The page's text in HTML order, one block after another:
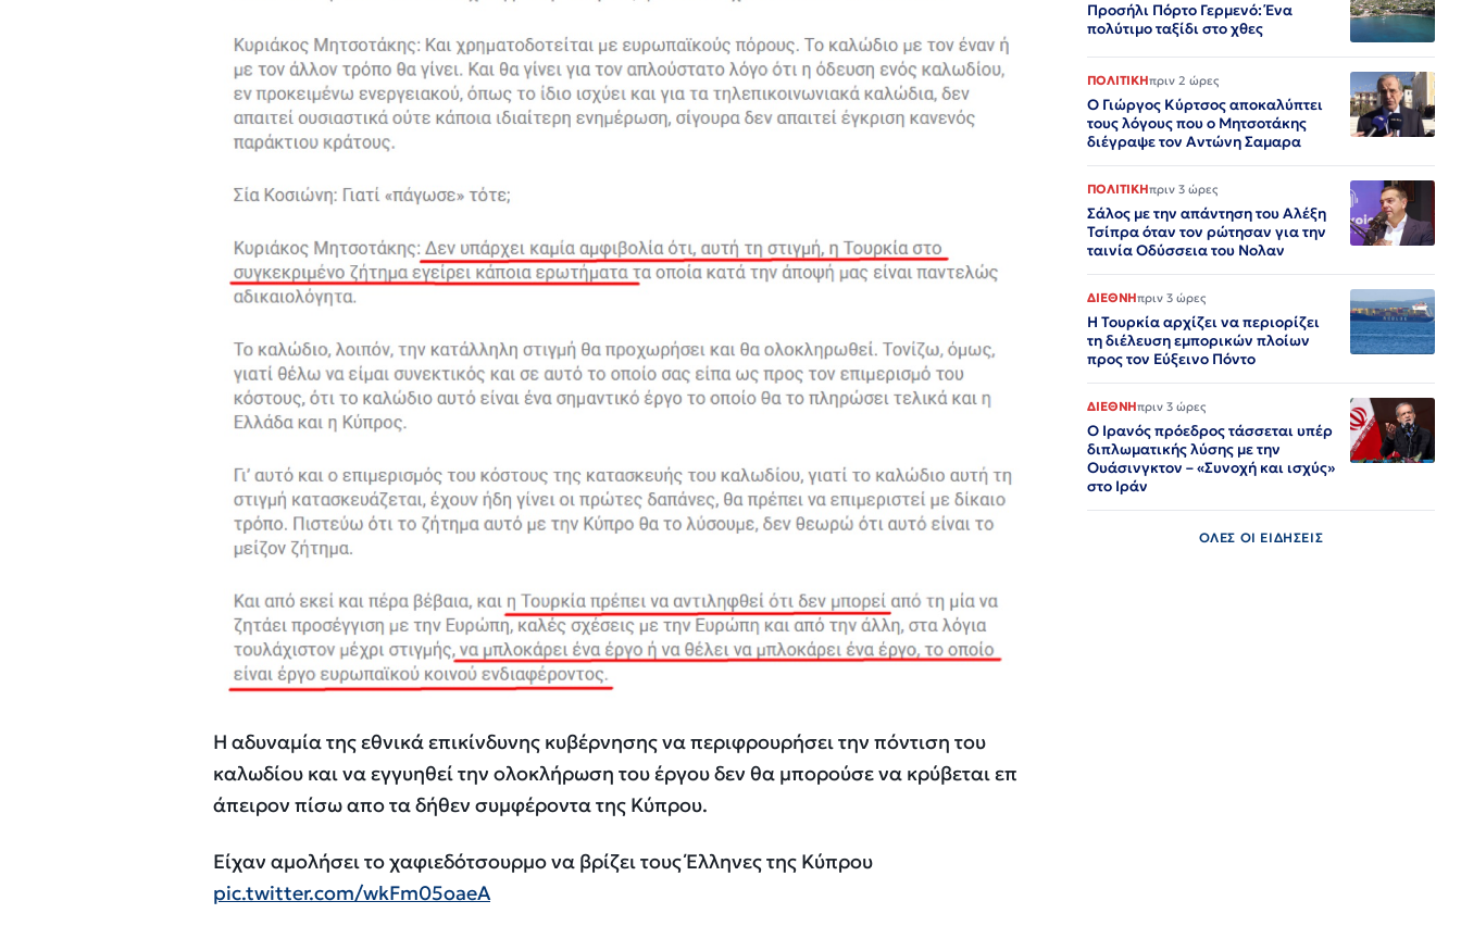
Η αδυναμία της εθνικά επικίνδυνης κυβέρνησης να περιφρουρήσει την πόντιση του
καλωδίου και να εγγυηθεί την ολοκλήρωση του έργου δεν θα μπορούσε να κρύβεται επ
άπειρον πίσω απο τα δήθεν συμφέροντα της Κύπρου.
Είχαν αμολήσει το χαφιεδότσουρμο να βρίζει τους Έλληνες της Κύπρου
pic.twitter.com/wkFm05oaeA
Προσήλι Πόρτο Γερμενό: Ένα
πολύτιμο ταξίδι στο χθες
ΠΟΛΙΤΙΚΗπριν 2 ώρες
Ο Γιώργος Κύρτσος αποκαλύπτει
τους λόγους που ο Μητσοτάκης
διέγραψε τον Αντώνη Σαμαρα
ΠΟΛΙΤΙΚΗπριν 3 ώρες
Σάλος με την απάντηση του Αλέξη
Τσίπρα όταν τον ρώτησαν για την
ταινία Οδύσσεια του Νολαν
ΔΙΕΘΝΗπριν 3 ώρες
Η Τουρκία αρχίζει να περιορίζει
τη διέλευση εμπορικών πλοίων
προς τον Εύξεινο Πόντο
ΔΙΕΘΝΗπριν 3 ώρες
Ο Ιρανός πρόεδρος τάσσεται υπέρ
διπλωματικής λύσης με την
Ουάσινγκτον – «Συνοχή και ισχύς»
στο Ιράν​​​​​​​​​​​​​​​​​​​​​​​​​​​​​​​​​​​​​​​​​​​​​​​​​​
ΟΛΕΣ ΟΙ ΕΙΔΗΣΕΙΣ